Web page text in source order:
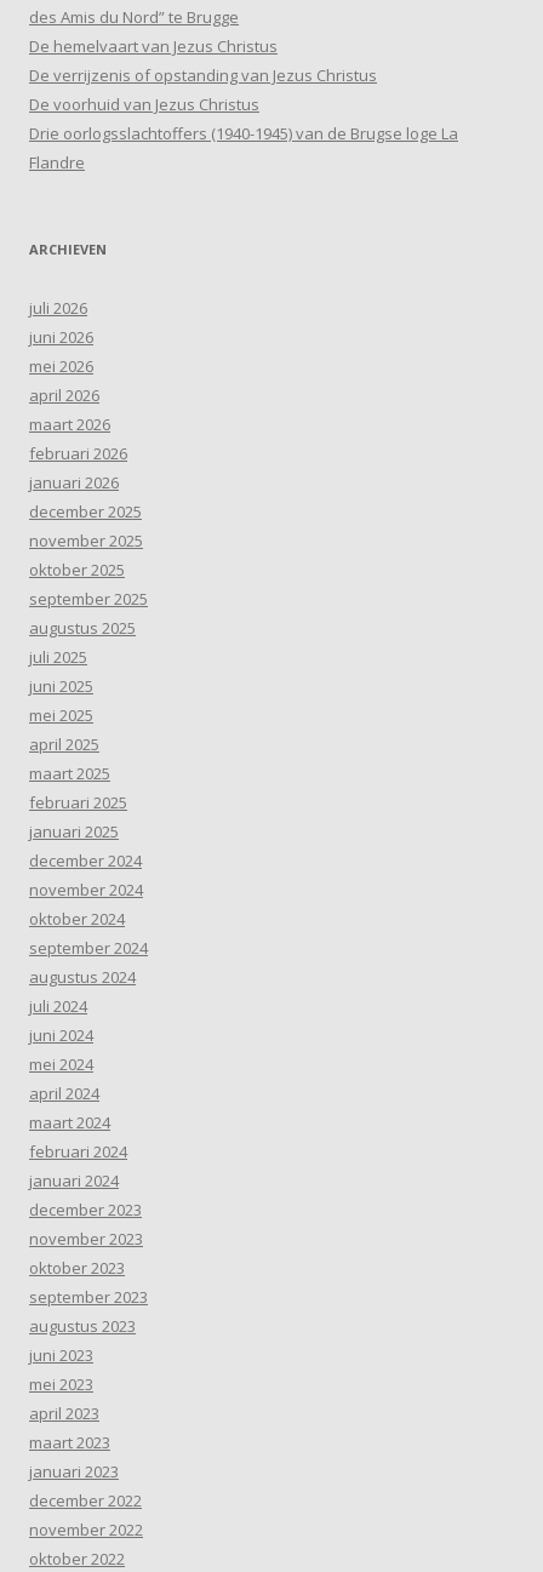
des Amis du Nord” te Brugge
De hemelvaart van Jezus Christus
De verrijzenis of opstanding van Jezus Christus
De voorhuid van Jezus Christus
Drie oorlogsslachtoffers (1940-1945) van de Brugse loge La
Flandre
ARCHIEVEN
juli 2026
juni 2026
mei 2026
april 2026
maart 2026
februari 2026
januari 2026
december 2025
november 2025
oktober 2025
september 2025
augustus 2025
juli 2025
juni 2025
mei 2025
april 2025
maart 2025
februari 2025
januari 2025
december 2024
november 2024
oktober 2024
september 2024
augustus 2024
juli 2024
juni 2024
mei 2024
april 2024
maart 2024
februari 2024
januari 2024
december 2023
november 2023
oktober 2023
september 2023
augustus 2023
juni 2023
mei 2023
april 2023
maart 2023
januari 2023
december 2022
november 2022
oktober 2022